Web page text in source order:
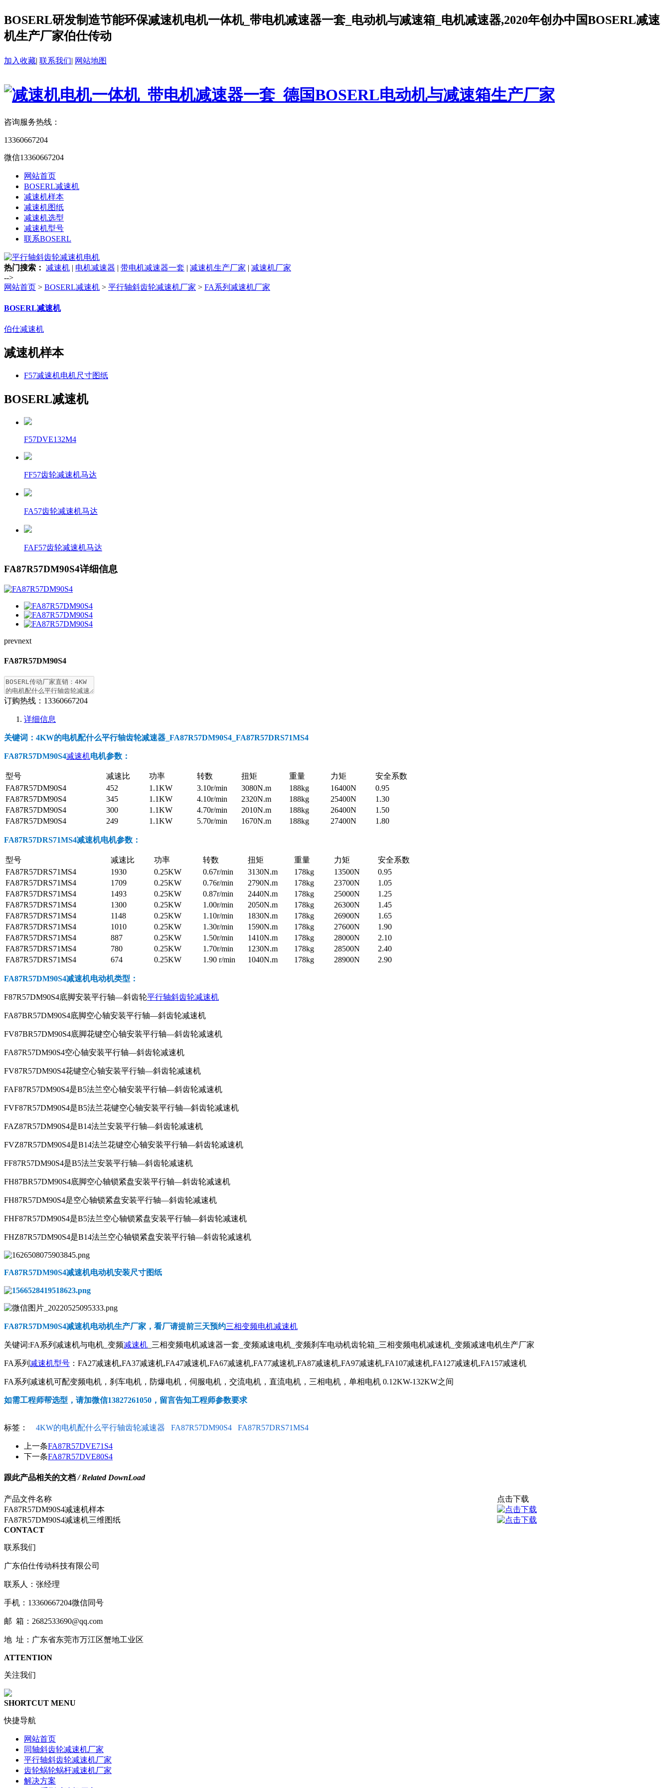
BOSERL研发制造节能环保减速机电机一体机_带电机减速器一套_电动机与减速箱_电机减速器,2020年创办中国BOSERL减速
机生产厂家伯仕传动
加入收藏| 联系我们| 网站地图
咨询服务热线：
13360667204
微信13360667204
网站首页
BOSERL减速机
减速机样本
减速机图纸
减速机选型
减速机型号
联系BOSERL
热门搜索： 减速机 | 电机减速器 | 带电机减速器一套 | 减速机生产厂家 | 减速机厂家
-->
网站首页 > BOSERL减速机 > 平行轴斜齿轮减速机厂家 > FA系列减速机厂家
BOSERL减速机
伯仕减速机
减速机样本
F57减速机电机尺寸图纸
BOSERL减速机
F57DVE132M4
FF57齿轮减速机马达
FA57齿轮减速机马达
FAF57齿轮减速机马达
FA87R57DM90S4详细信息
prevnext
FA87R57DM90S4
订购热线： 13360667204
详细信息
关键词：4KW的电机配什么平行轴齿轮减速器_FA87R57DM90S4_FA87R57DRS71MS4
FA87R57DM90S4减速机电机参数 ：
型号 减速比 功率 转数 扭矩 重量 力矩
安全系数
FA87R57DM90S4
452 1.1KW 3.10r/min 3080N.m 188kg 16400N
0.95
FA87R57DM90S4
345 1.1KW 4.10r/min 2320N.m 188kg 25400N
1.30
FA87R57DM90S4
300 1.1KW 4.70r/min 2010N.m 188kg 26400N
1.50
FA87R57DM90S4
249 1.1KW 5.70r/min 1670N.m 188kg 27400N 1.80
FA87R57DRS71MS4减速机电机参数 ：
型号 减速比 功率 转数 扭矩 重量 力矩
安全系数
FA87R57DRS71MS4
1930 0.25KW 0.67r/min 3130N.m 178kg 13500N
0.95
FA87R57DRS71MS4
1709 0.25KW 0.76r/min 2790N.m 178kg 23700N
1.05
FA87R57DRS71MS4
1493 0.25KW 0.87r/min 2440N.m 178kg 25000N
1.25
FA87R57DRS71MS4
1300 0.25KW 1.00r/min 2050N.m 178kg 26300N
1.45
FA87R57DRS71MS4
1148 0.25KW 1.10r/min 1830N.m 178kg 26900N
1.65
FA87R57DRS71MS4
1010 0.25KW 1.30r/min 1590N.m 178kg 27600N
1.90
FA87R57DRS71MS4
887 0.25KW 1.50r/min 1410N.m 178kg 28000N
2.10
FA87R57DRS71MS4
780 0.25KW 1.70r/min 1230N.m 178kg 28500N
2.40
FA87R57DRS71MS4
674 0.25KW 1.90 r/min 1040N.m 178kg 28900N 2.90
FA87R57DM90S4减速机电动机类型：
F87R57DM90S4底脚安装平行轴—斜齿轮平行轴斜齿轮减速机
FA87BR57DM90S4底脚空心轴安装平行轴—斜齿轮减速机
FV87BR57DM90S4底脚花键空心轴安装平行轴—斜齿轮减速机
FA87R57DM90S4空心轴安装平行轴—斜齿轮减速机
FV87R57DM90S4花键空心轴安装平行轴—斜齿轮减速机
FAF87R57DM90S4是B5法兰空心轴安装平行轴—斜齿轮减速机
FVF87R57DM90S4是B5法兰花键空心轴安装平行轴—斜齿轮减速机
FAZ87R57DM90S4是B14法兰安装平行轴—斜齿轮减速机
FVZ87R57DM90S4是B14法兰花键空心轴安装平行轴—斜齿轮减速机
FF87R57DM90S4是B5法兰安装平行轴—斜齿轮减速机
FH87BR57DM90S4底脚空心轴锁紧盘安装平行轴—斜齿轮减速机
FH87R57DM90S4是空心轴锁紧盘安装平行轴—斜齿轮减速机
FHF87R57DM90S4是B5法兰空心轴锁紧盘安装平行轴—斜齿轮减速机
FHZ87R57DM90S4是B14法兰空心轴锁紧盘安装平行轴—斜齿轮减速机
FA87R57DM90S4减速机电动机安装尺寸图纸
FA87R57DM90S4减速机电动机生产厂家，看厂请提前三天预约三相变频电机减速机
关键词:FA系列减速机与电机_变频减速机 _三相变频电机减速器一套_变频减速电机_变频刹车电动机齿轮箱_三相变频电机减速机_变频减速电机生产厂家
FA系列 减速机型号 ：FA27减速机,FA37减速机,FA47减速机,FA67减速机,FA77减速机,FA87减速机,FA97减速机,FA107减速机,FA127减速机,FA157减速机
FA系列减速机可配变频电机，刹车电机，防爆电机，伺服电机，交流电机，直流电机，三相电机，单相电机 0.12KW-132KW之间
如需工程师帮选型，请加微信13827261050，留言告知工程师参数要求
标签： 4KW的电机配什么平行轴齿轮减速器 FA87R57DM90S4 FA87R57DRS71MS4
上一条FA87R57DVE71S4
下一条FA87R57DVE80S4
跟此产品相关的文档/ Related DownLoad
产品文件名称
点击下载
FA87R57DM90S4减速机样本
FA87R57DM90S4减速机三维图纸
CONTACT
联系我们
广东伯仕传动科技有限公司
联系人：张经理
手机：13360667204微信同号
邮 箱：2682533690@qq.com
地 址：广东省东莞市万江区蟹地工业区
ATTENTION
关注我们
SHORTCUT MENU
快捷导航
网站首页
同轴斜齿轮减速机厂家
平行轴斜齿轮减速机厂家
齿轮蜗轮蜗杆减速机厂家
解决方案